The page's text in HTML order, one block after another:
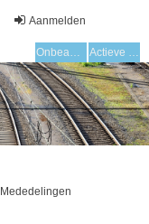
Aanmelden
Onbeantwoorde onderwerpen Actieve onderwerpen
Mededelingen